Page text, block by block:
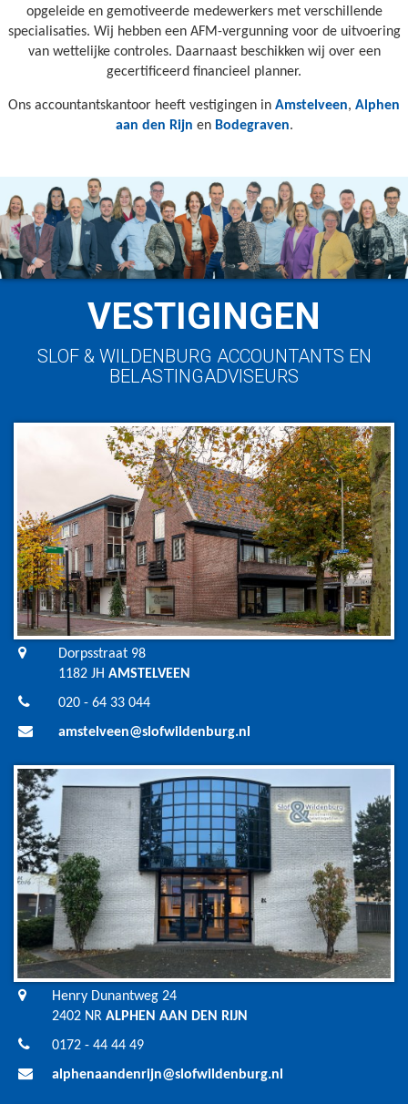
opgeleide en gemotiveerde medewerkers met verschillende
specialisaties. Wij hebben een AFM-vergunning voor de uitvoering
van wettelijke controles. Daarnaast beschikken wij over een
gecertificeerd financieel planner.
Ons accountantskantoor heeft vestigingen in Amstelveen, Alphen
aan den Rijn en Bodegraven.
VESTIGINGEN
SLOF & WILDENBURG ACCOUNTANTS EN
BELASTINGADVISEURS
Dorpsstraat 98
1182 JH AMSTELVEEN
020 - 64 33 044
amstelveen@slofwildenburg.nl
Henry Dunantweg 24
2402 NR ALPHEN AAN DEN RIJN
0172 - 44 44 49
alphenaandenrijn@slofwildenburg.nl